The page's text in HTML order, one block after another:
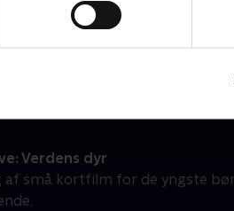
Verdens dyr
af små kortfilm for de yngste